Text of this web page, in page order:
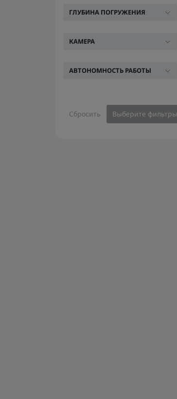
ГЛУБИНА ПОГРУЖЕНИЯ
КАМЕРА
АВТОНОМНОСТЬ РАБОТЫ
Сбросить Выберите фильтры